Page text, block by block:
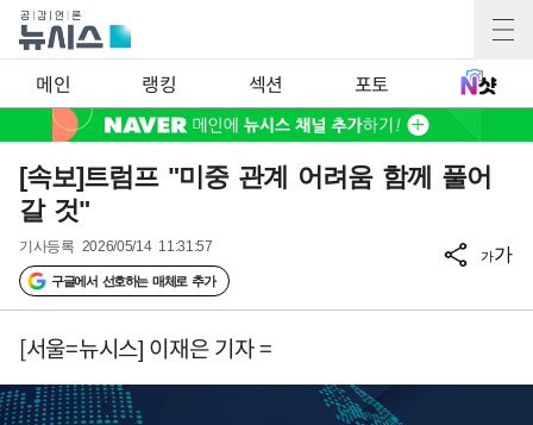
메인 랭킹 섹션 포토
[속보]트럼프 "미중 관계 어려움 함께 풀어
갈 것"
기사등록 2026/05/14 11:31:57
구글에서 선호하는 매체로 추가
가가
[서울=뉴시스] 이재은 기자 =